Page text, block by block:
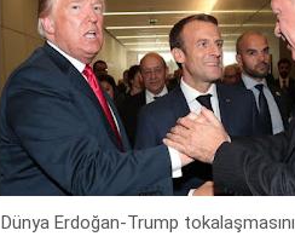
Dünya Erdoğan-Trump